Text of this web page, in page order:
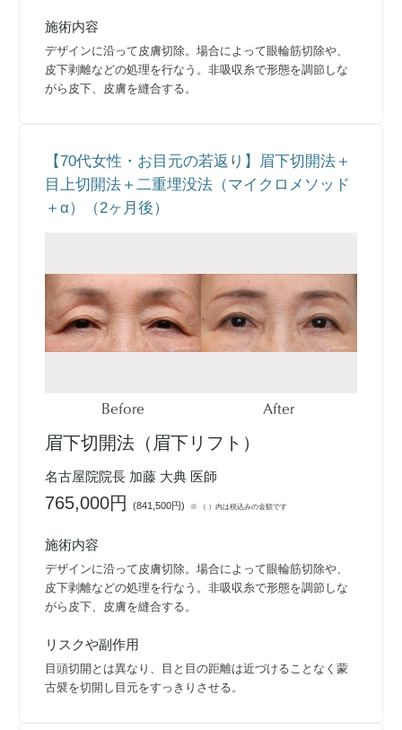
施術内容
デザインに沿って皮膚切除。場合によって眼輪筋切除や、
皮下剥離などの処理を行なう。非吸収糸で形態を調節しな
がら皮下、皮膚を縫合する。
【70代女性・お目元の若返り】眉下切開法＋
目上切開法＋二重埋没法（マイクロメソッド
＋α）（2ヶ月後）
Before After
眉下切開法（眉下リフト）
名古屋院院長 加藤 大典 医師
765,000円(841,500円) ※ （ ）内は税込みの金額です
施術内容
デザインに沿って皮膚切除。場合によって眼輪筋切除や、
皮下剥離などの処理を行なう。非吸収糸で形態を調節しな
がら皮下、皮膚を縫合する。
リスクや副作用
目頭切開とは異なり、目と目の距離は近づけることなく蒙
古襞を切開し目元をすっきりさせる。